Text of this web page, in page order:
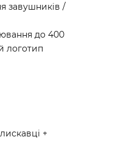
завушників /
до 400
логотип
+